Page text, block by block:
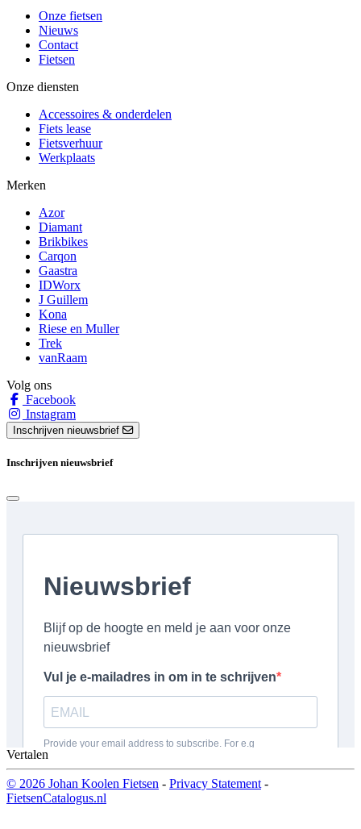
Onze fietsen
Nieuws
Contact
Fietsen
Onze diensten
Accessoires & onderdelen
Fiets lease
Fietsverhuur
Werkplaats
Merken
Azor
Diamant
Brikbikes
Carqon
Gaastra
IDWorx
J Guillem
Kona
Riese en Muller
Trek
vanRaam
Volg ons
Facebook
Instagram
Inschrijven nieuwsbrief
Inschrijven nieuwsbrief
Vertalen
© 2026 Johan Koolen Fietsen - Privacy Statement-
FietsenCatalogus.nl